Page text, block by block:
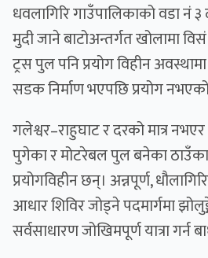
धवलागिरि गाउँपालिकाको वडा नं
मुदी जाने बाटोअन्तर्गत खोलामा
ट्रस पुल पनि प्रयोग विहीन
सडक निर्माण भएपछि प्रयोग
गलेश्वर–राहुघाट र दरको मात्र
पुगेका र मोटरेबल पुल बनेका
प्रयोगविहीन छन्। अन्नपूर्ण,
आधार शिविर जोड्ने पदमार्गमा
सर्वसाधारण जोखिमपूर्ण यात्रा गर्न